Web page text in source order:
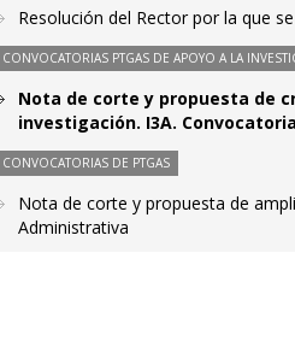
Resolución del Rector por la que
CONVOCATORIAS PTGAS DE APOYO A LA
Nota de corte y propuesta de
investigación. I3A.
CONVOCATORIAS DE PTGAS
Nota de corte y propuesta de
Administrativa